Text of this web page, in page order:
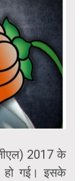
2017 के
हो गई। इसके